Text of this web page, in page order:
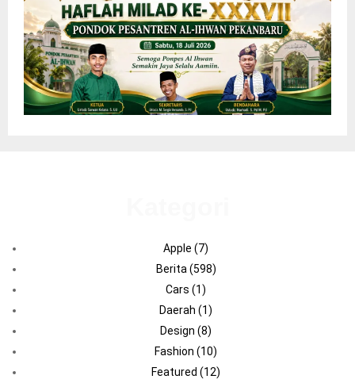
Apple (7)
Berita(598)
Cars (1)
Daerah (1)
Design (8)
Fashion (10)
Featured (12)